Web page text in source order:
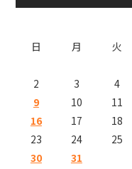
日
月 火
2
3 4
9
10 11
16
17 18
23
24 25
30
31